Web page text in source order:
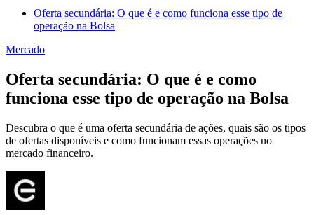
Oferta secundária: O que é e como funciona esse tipo de
operação na Bolsa
Mercado
Oferta secundária: O que é e como
funciona esse tipo de operação na Bolsa
Descubra o que é uma oferta secundária de ações, quais são os tipos
de ofertas disponíveis e como funcionam essas operações no
mercado financeiro.